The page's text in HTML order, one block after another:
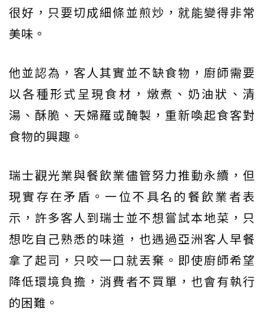
很好，只要切成細條並煎炒，就能變得非常
美味。
他並認為，客人其實並不缺食物，廚師需要
以各種形式呈現食材，燉煮、奶油狀、清
湯、酥脆、天婦羅或醃製，重新喚起食客對
食物的興趣。
瑞士觀光業與餐飲業儘管努力推動永續，但
現實存在矛盾。一位不具名的餐飲業者表
示，許多客人到瑞士並不想嘗試本地菜，只
想吃自己熟悉的味道，也遇過亞洲客人早餐
拿了起司，只咬一口就丟棄。即使廚師希望
降低環境負擔，消費者不買單，也會有執行
的困難。